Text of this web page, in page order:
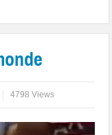
4798 Views